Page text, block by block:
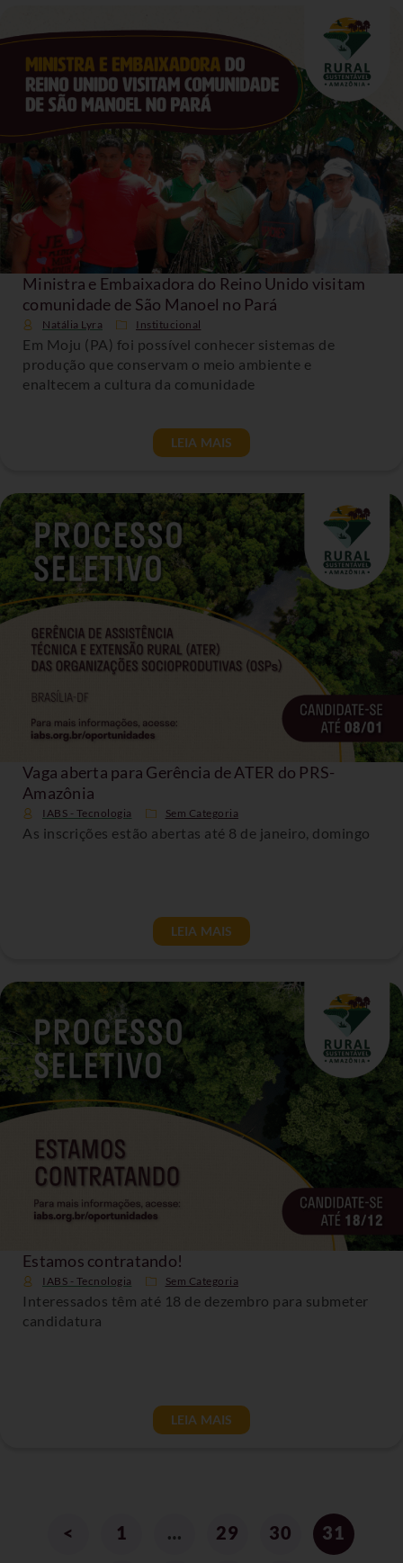
Ministra e Embaixadora do Reino Unido visitam
comunidade de São Manoel no Pará
Natália Lyra Institucional
Em Moju (PA) foi possível conhecer sistemas de
produção que conservam o meio ambiente e
enaltecem a cultura da comunidade
LEIA MAIS
Vaga aberta para Gerência de ATER do PRS-
Amazônia
IABS - Tecnologia Sem Categoria
As inscrições estão abertas até 8 de janeiro, domingo
LEIA MAIS
Estamos contratando!
IABS - Tecnologia Sem Categoria
Interessados têm até 18 de dezembro para submeter
candidatura
LEIA MAIS
< 1 … 29 30 31